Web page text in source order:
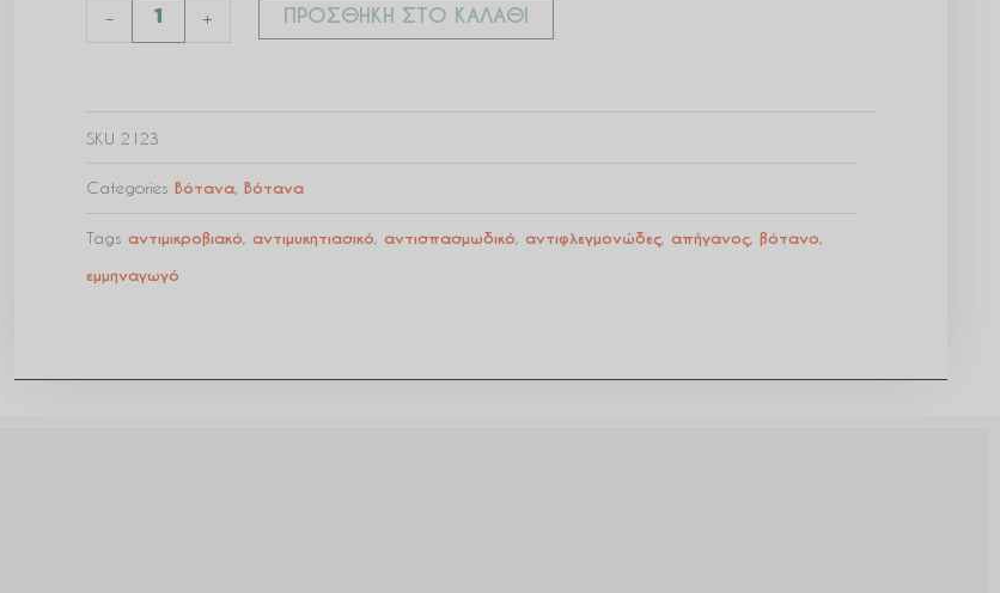
- + ΠΡΟΣΘΉΚΗ ΣΤΟ ΚΑΛΆΘΙ
SKU 2123
Categories Βότανα Βότανα
Tags αντιμικροβιακό αντιμυκητιασικό αντισπασμωδικό αντιφλεγμονώδες απήγανος βότανο
εμμηναγωγό